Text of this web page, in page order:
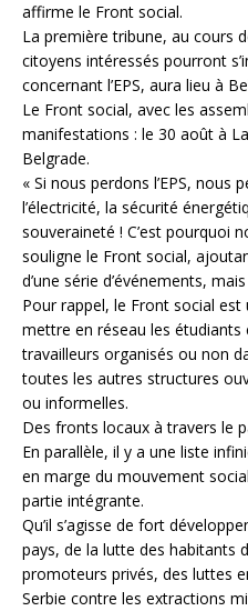
affirme le Front social.
La première tribune, au cours
citoyens intéressés pourront
concernant l’EPS, aura lieu à
Le Front social, avec les
manifestations : le 30 août à
Belgrade.
« Si nous perdons l’EPS, nous
l’électricité, la sécurité
souveraineté ! C’est pourquoi
souligne le Front social,
d’une série d’événements,
Pour rappel, le Front social
mettre en réseau les étudiants
travailleurs organisés ou non
toutes les autres structures
ou informelles.
Des fronts locaux à travers le
En parallèle, il y a une liste
en marge du mouvement
partie intégrante.
Qu’il s’agisse de fort
pays, de la lutte des habitants
promoteurs privés, des luttes
Serbie contre les extractions